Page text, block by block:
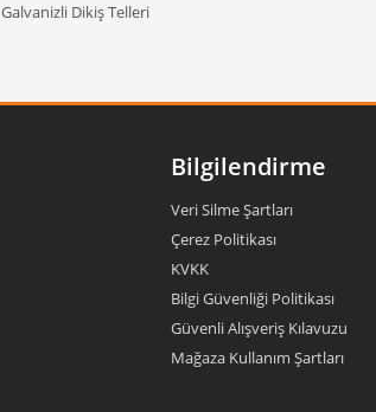
Galvanizli Dikiş Telleri
Bilgilendirme
Veri Silme Şartları
Çerez Politikası
KVKK
Bilgi Güvenliği Politikası
Güvenli Alışveriş Kılavuzu
Mağaza Kullanım Şartları